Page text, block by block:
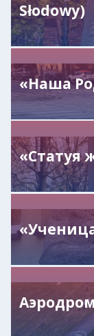
Słodowy)
«Наша
«Статуя
Аэродром